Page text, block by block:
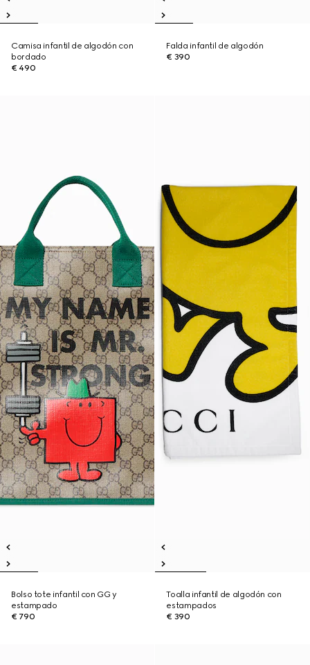
Camisa infantil de algodón con
bordado
€ 490
Falda infantil de algodón
€ 390
Bolso tote infantil con GG y
estampado
€ 790
Toalla infantil de algodón con
estampados
€ 390